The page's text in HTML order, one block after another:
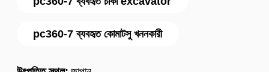
pc360-7 ব্যবহৃত কোমাটসু খননকারী